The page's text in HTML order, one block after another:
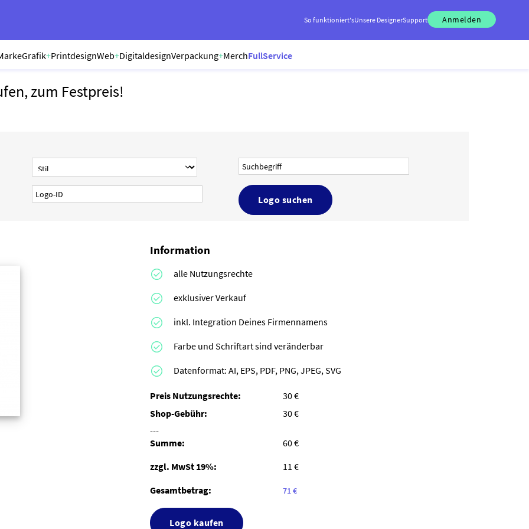
So funktioniert'sUnsere DesignerSupport Anmelden
Grafik+PrintdesignWeb+DigitaldesignVerpackung+MerchFullService
zum Festpreis!
Logo suchen
Information
alle Nutzungsrechte
exklusiver Verkauf
inkl. Integration Deines Firmennamens
Farbe und Schriftart sind veränderbar
Datenformat: AI, EPS, PDF, PNG, JPEG, SVG
Preis Nutzungsrechte:
30 €
Shop-Gebühr:
30 €
---
Summe:
60 €
zzgl. MwSt 19%:
11 €
Gesamtbetrag:
71 €
Logo kaufen